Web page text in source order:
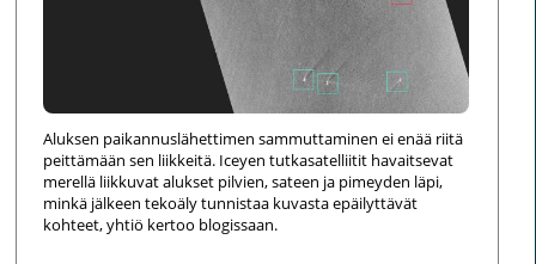
Aluksen paikannuslähettimen sammuttaminen ei enää riitä
peittämään sen liikkeitä. Iceyen tutkasatelliitit havaitsevat
merellä liikkuvat alukset pilvien, sateen ja pimeyden läpi,
minkä jälkeen tekoäly tunnistaa kuvasta epäilyttävät
kohteet, yhtiö kertoo blogissaan.